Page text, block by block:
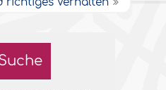
richtiges Verhalten